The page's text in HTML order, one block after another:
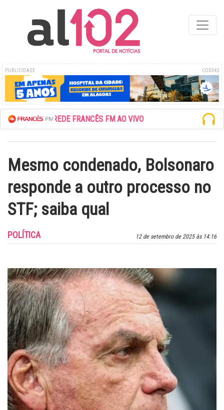
PUBLICIDADE COD345
ESCUTE A REDE FRANCÊS FM AO VIVO
Mesmo condenado, Bolsonaro
responde a outro processo no
STF; saiba qual
12 de setembro de 2025 às 14:16
POLÍTICA